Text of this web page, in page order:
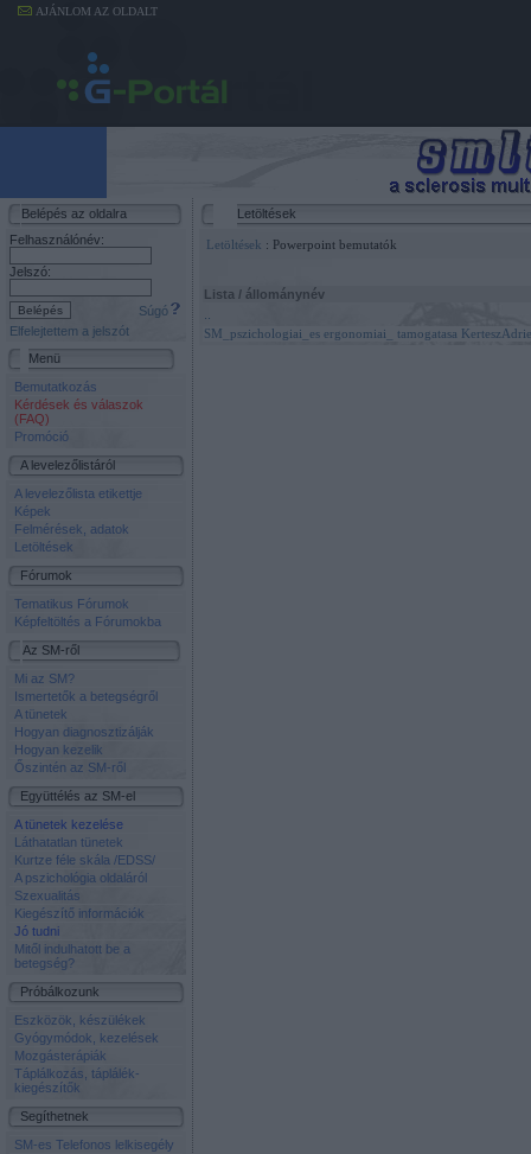
AJÁNLOM AZ OLDALT
Belépés az oldalra
Felhasználónév:
Jelszó:
Súgó
Elfelejtettem a jelszót
Menü
Bemutatkozás
Kérdések és válaszok
(FAQ)
Promóció
A levelezőlistáról
A levelezőlista etikettje
Képek
Felmérések, adatok
Letöltések
Fórumok
Tematikus Fórumok
Képfeltöltés a Fórumokba
Az SM-ről
Mi az SM?
Ismertetők a betegségről
A tünetek
Hogyan diagnosztizálják
Hogyan kezelik
Őszintén az SM-ről
Együttélés az SM-el
A tünetek kezelése
Láthatatlan tünetek
Kurtze féle skála /EDSS/
A pszichológia oldaláról
Szexualitás
Kiegészítő információk
Jó tudni
Mitől indulhatott be a
betegség?
Próbálkozunk
Eszközök, készülékek
Gyógymódok, kezelések
Mozgásterápiák
Táplálkozás, táplálék-
kiegészítők
Segíthetnek
SM-es Telefonos lelkisegély
Letöltések
Letöltések : Powerpoint bemutatók
Lista / állománynév
SM_pszichologiai_es ergonomiai_ tamogatasa